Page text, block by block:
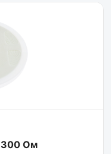
300 Ом